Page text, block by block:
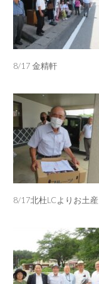
8/17 金精軒
8/17北杜LCよりお土産